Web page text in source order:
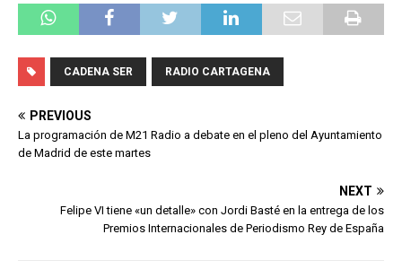
CADENA SER RADIO CARTAGENA
PREVIOUS
La programación de M21 Radio a debate en el pleno del Ayuntamiento
de Madrid de este martes
NEXT
Felipe VI tiene «un detalle» con Jordi Basté en la entrega de los
Premios Internacionales de Periodismo Rey de España